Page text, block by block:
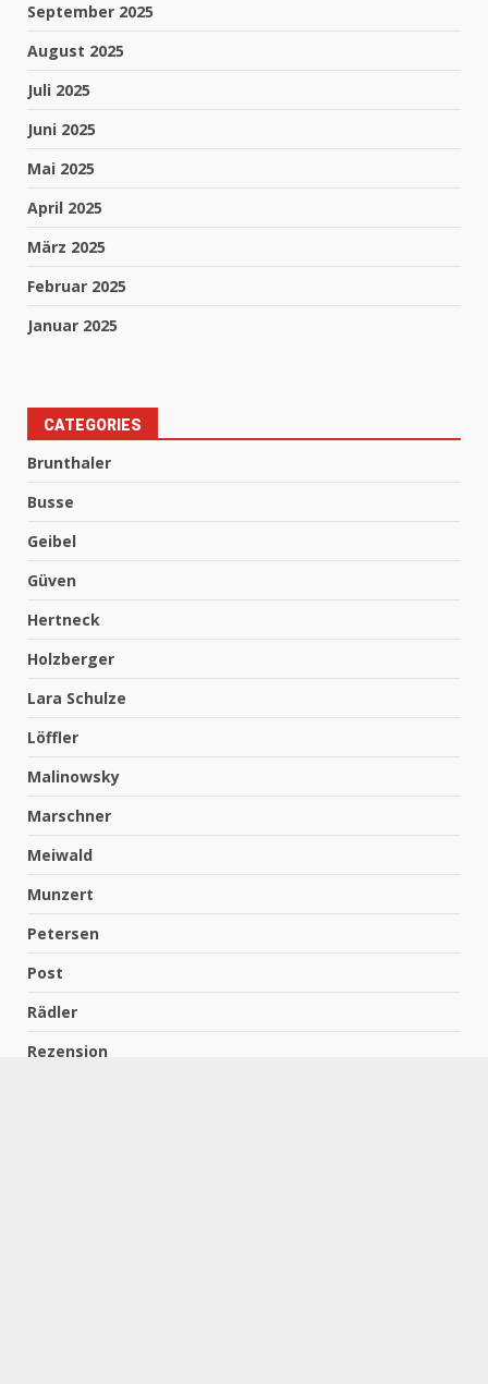
September 2025
August 2025
Juli 2025
Juni 2025
Mai 2025
April 2025
März 2025
Februar 2025
Januar 2025
CATEGORIES
Brunthaler
Busse
Geibel
Güven
Hertneck
Holzberger
Lara Schulze
Löffler
Malinowsky
Marschner
Meiwald
Munzert
Petersen
Post
Rädler
Rezension